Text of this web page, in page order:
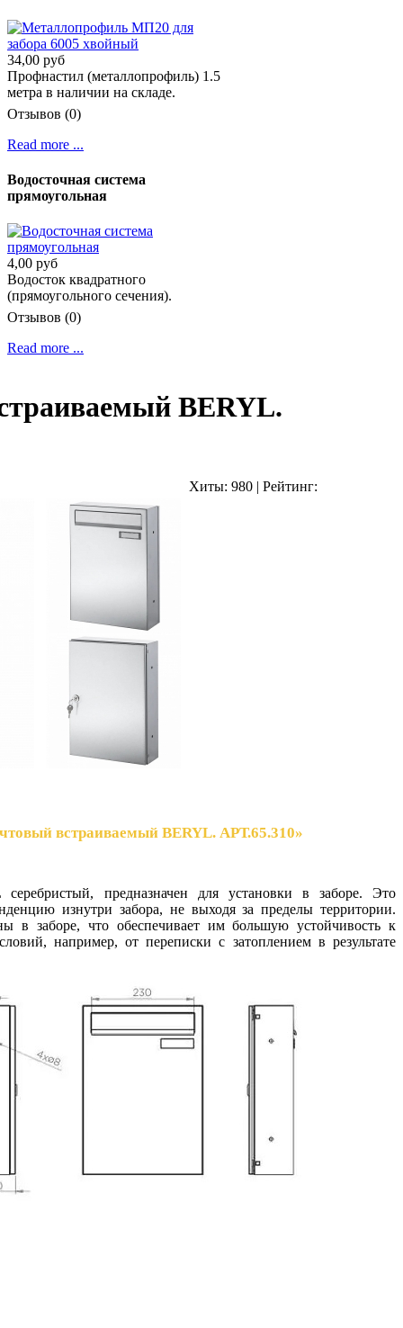
34,00 руб
Профнастил (металлопрофиль) 1.5
метра в наличии на складе.
Отзывов (0)
Read more ...
Водосточная система
прямоугольная
4,00 руб
Водосток квадратного
(прямоугольного сечения).
Отзывов (0)
Read more ...
BERYL.
Хиты: 980 | Рейтинг:
встраиваемый BERYL. АРТ.65.310»
предназначен для установки в заборе. Это
изнутри забора, не выходя за пределы территории.
в заборе, что обеспечивает им большую устойчивость к
например, от переписки с затоплением в результате